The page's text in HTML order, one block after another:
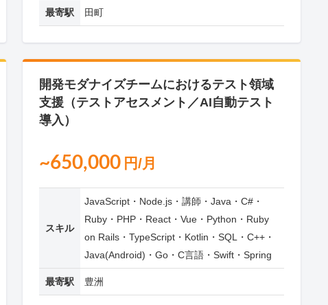
最寄駅 田町
開発モダナイズチームにおけるテスト領域
支援（テストアセスメント／AI自動テスト
導入）
~650,000 円/月
スキル
JavaScript・Node.js・講師・Java・C#・
Ruby・PHP・React・Vue・Python・Ruby
on Rails・TypeScript・Kotlin・SQL・C++・
Java(Android)・Go・C言語・Swift・Spring
最寄駅 豊洲